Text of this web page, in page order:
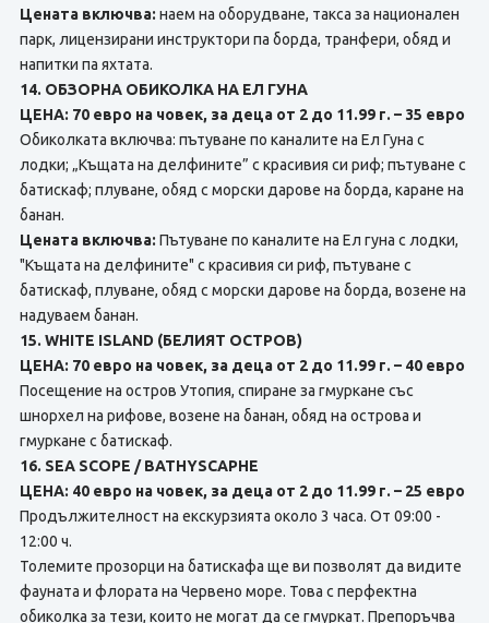
Цената включва: наем на оборудване, такса за национален
парк, лицензирани инструктори па борда, транфери, обяд и
напитки па яхтата.
14. ОБЗОРНА ОБИКОЛКА НА ЕЛ ГУНА
ЦЕНА: 70 евро на човек, за деца от 2 до 11.99 г. – 35 евро
Обиколката включва: пътуване по каналите на Ел Гуна с
лодки; „Къщата на делфините” с красивия си риф; пътуване с
батискаф; плуване, обяд с морски дарове нa борда, каране на
банан.
Цената включва: Пътуване по каналите на Ел гуна с лодки,
"Къщата на делфините" с красивия си риф, пътуване с
батискаф, плуване, обяд с морски дарове на борда, возене на
надуваем банан.
15. WHITE ISLAND (БЕЛИЯТ ОСТРОВ)
ЦЕНА: 70 евро на човек, за деца от 2 до 11.99 г. – 40 евро
Посещение на остров Утопия, спиране за гмуркане със
шнорхел на рифове, возене на банан, обяд нa острова и
гмуркане с батискаф.
16. SEA SCOPE / BATHYSCAPHE
ЦЕНА: 40 евро на човек, за деца от 2 до 11.99 г. – 25 евро
Продължителност на екскурзията около 3 часа. От 09:00 -
12:00 ч.
Толемите прозорци на батискафа ще ви позволят да видите
фауната и флората на Червено море. Това с перфектна
обиколка за тези, които не могат да се гмуркат. Препоръчва